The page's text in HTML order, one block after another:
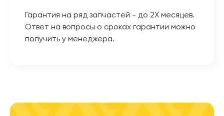
Гарантия на ряд запчастей - до 2Х месяцев.
Ответ на вопросы о сроках гарантии можно
получить у менеджера.